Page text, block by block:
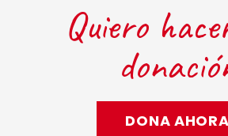
Quiero
DONA AHORA